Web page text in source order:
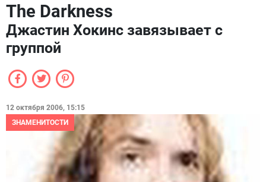
The Darkness
Джастин Хокинс завязывает с
группой
12 октября 2006, 15:15
ЗНАМЕНИТОСТИ